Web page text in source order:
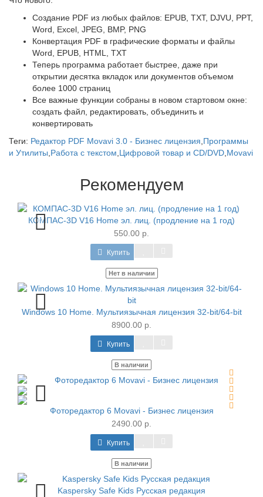
Создание PDF из любых файлов: EPUB, TXT, DJVU, PPT,
Word, Excel, JPEG, BMP, PNG
Конвертация PDF в графические форматы и файлы
Word, EPUB, HTML, TXT
Теперь программа работает быстрее, даже при
открытии десятка вкладок или документов объемом
более 1000 страниц
Все важные функции собраны в новом стартовом окне:
создать файл, редактировать, объединить и
конвертировать
Теги: Редактор PDF Movavi 3.0 - Бизнес лицензия Программы
и Утилиты Работа с текстом Цифровой товар и CD/DVD Movavi
Рекомендуем
КОМПАС-3D V16 Home эл. лиц. (продление на 1 год)
550.00 р.
Купить
Нет в наличии
Windows 10 Home. Мультиязычная лицензия 32-bit/64-bit
8900.00 р.
Купить
В наличии
Фоторедактор 6 Movavi - Бизнес лицензия
2490.00 р.
Купить
В наличии
Kaspersky Safe Kids Русская редакция